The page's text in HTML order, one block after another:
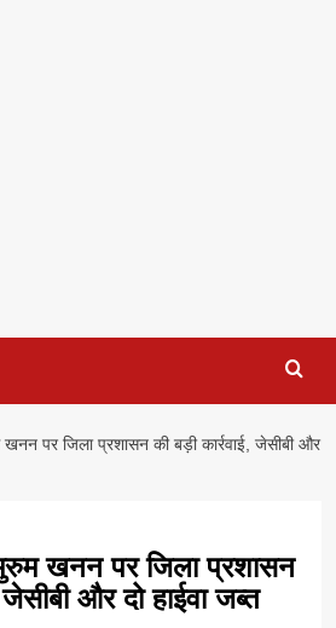
पर जिला प्रशासन की बड़ी कार्रवाई, जेसीबी और
खनन पर जिला प्रशासन
जेसीबी और दो हाईवा जब्त